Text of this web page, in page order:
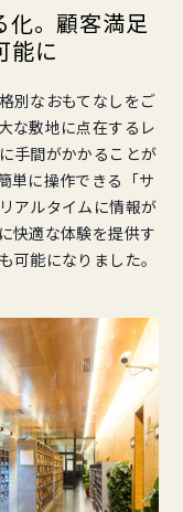
化。顧客満足
能に
別なおもてなしをご
な敷地に点在するレ
手間がかかることが
単に操作できる「サ
アルタイムに情報が
快適な体験を提供す
可能になりました。